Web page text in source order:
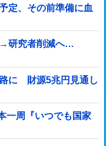
定、その前準備に血
→研究者削減へ…
路に 財源5兆円見通し
一周『いつでも国家